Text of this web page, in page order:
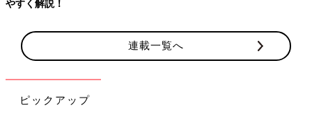
やすく解説！
連載一覧へ
ピックアップ